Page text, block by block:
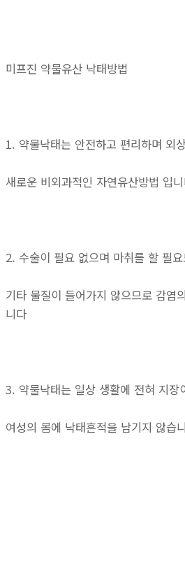
미프진 약물유산 낙태방법
1. 약물낙태는 안전하고 편리하며 외
새로운 비외과적인 자연유산방법 입
2. 수술이 필요 없으며 마취를 할 필
기타 물질이 들어가지 않으므로 감염
니다
3. 약물낙태는 일상 생활에 전혀 지장
여성의 몸에 낙태흔적을 남기지 않습